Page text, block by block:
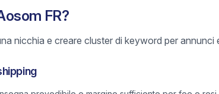
FR?
nicchia e creare cluster di keyword per annunci